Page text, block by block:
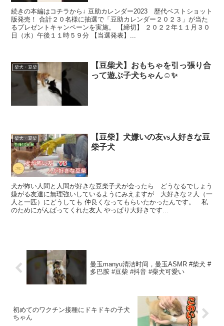
続きの本編はコチラから↓ 豆助カレンダー2023 歴代ベストショット
版発売！ 合計２０名様に抽選で「⾖助カレンダー２０２３」が当た
るプレゼントキャンペーンを実施。 【締切】 ２０２２年１１⽉３０
⽇（⽔）午後１１時５９分 【当選発表】...
柴犬・豆柴
【豆柴犬】おもちゃを引っ張り合
って遊ぶ子犬ちゃん☺️✨
柴犬・豆柴
【豆柴】犬嫌いの友vs人好きな豆
柴子犬
犬が怖い人間と人間が好きな豆柴子犬が会ったら どうなるでしょう
嫌がる友達に無理強いしているようにみえますが 大好きな２人（一
人と一匹）にどうしても 仲良くなってもらいたかったんです。 私
のためにがんばってくれた友人 やっぱり大好きです...
曼玉manyu清洁时间，曼玉ASMR #柴犬 #
多巴胺 #豆柴 #抖音 #柴犬可愛い
初めてのワクチン接種にドキドキの子犬
ちゃん